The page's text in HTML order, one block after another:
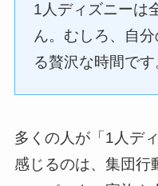
1人ディズニーは
ん。むしろ、自
る贅沢な時間です
多くの人が「1人デ
感じるのは、集団行